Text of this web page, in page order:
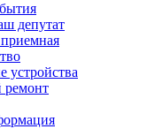
депутат
ремонт